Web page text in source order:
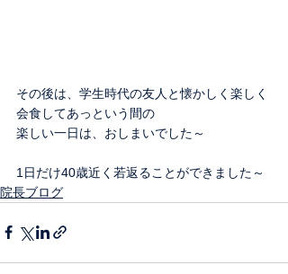
その後は、学生時代の友人と懐かしく楽しく
会食してあっという間の
楽しい一日は、おしまいでした～
1日だけ40歳近く若返ることができました～
院長ブログ